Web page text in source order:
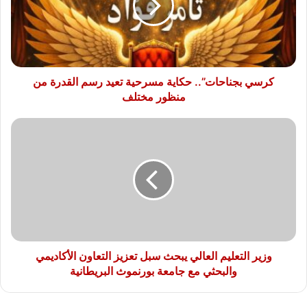
تعيد
رسم
القدرة
من
منظور
مختلفكرسي بجناحات”.. حكاية مسرحية تعيد رسم القدرة من
منظور مختلف
وزير
والبحثي
وزير التعليم العالي يبحث سبل تعزيز التعاون الأكاديمي
والبحثي مع جامعة بورنموث البريطانية